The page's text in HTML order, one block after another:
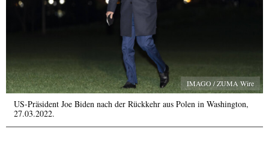
IMAGO / ZUMA Wire
US-Präsident Joe Biden nach der Rückkehr aus Polen in Washington,
27.03.2022.